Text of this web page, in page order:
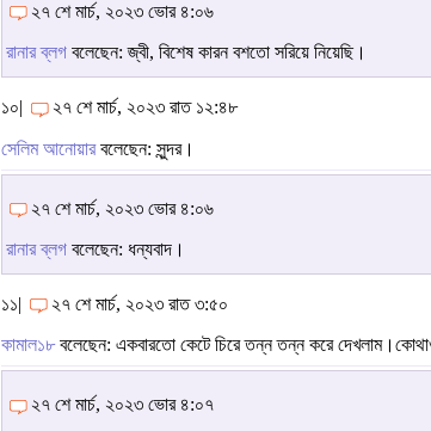
২৭ শে মার্চ, ২০২৩ ভোর ৪:০৬
রানার ব্লগ বলেছেন: জ্বী, বিশেষ কারন বশতো সরিয়ে নিয়েছি।
১০| ২৭ শে মার্চ, ২০২৩ রাত ১২:৪৮
সেলিম আনোয়ারবলেছেন: সুন্দর।
২৭ শে মার্চ, ২০২৩ ভোর ৪:০৬
রানার ব্লগ বলেছেন: ধন্যবাদ।
১১| ২৭ শে মার্চ, ২০২৩ রাত ৩:৫০
কামাল১৮বলেছেন: একবারতো কেটে চিরে তন্ন তন্ন করে
২৭ শে মার্চ, ২০২৩ ভোর ৪:০৭